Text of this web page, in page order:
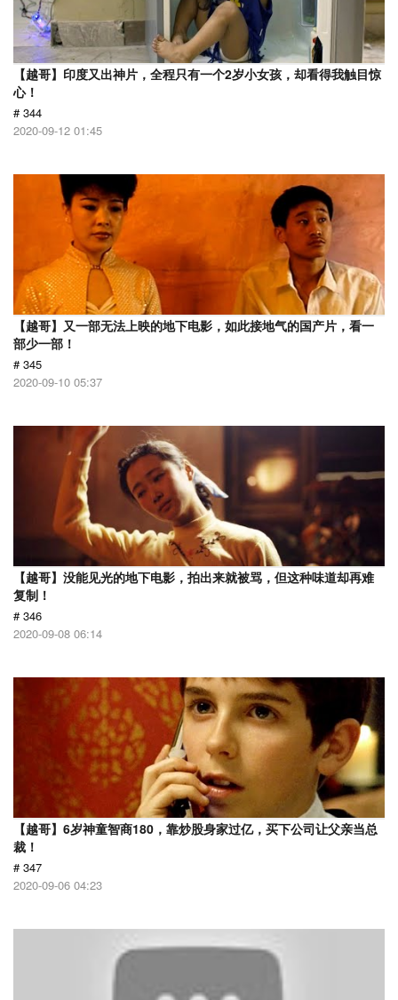
【越哥】印度又出神片，全程只有一个2岁小女孩，却看得我触目惊
心！
# 344
2020-09-12 01:45
【越哥】又一部无法上映的地下电影，如此接地气的国产片，看一
部少一部！
# 345
2020-09-10 05:37
【越哥】没能见光的地下电影，拍出来就被骂，但这种味道却再难
复制！
# 346
2020-09-08 06:14
【越哥】6岁神童智商180，靠炒股身家过亿，买下公司让父亲当总
裁！
# 347
2020-09-06 04:23